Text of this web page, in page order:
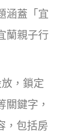
涵蓋「宜
蘭親子行
，鎖定
關鍵字，
，包括房